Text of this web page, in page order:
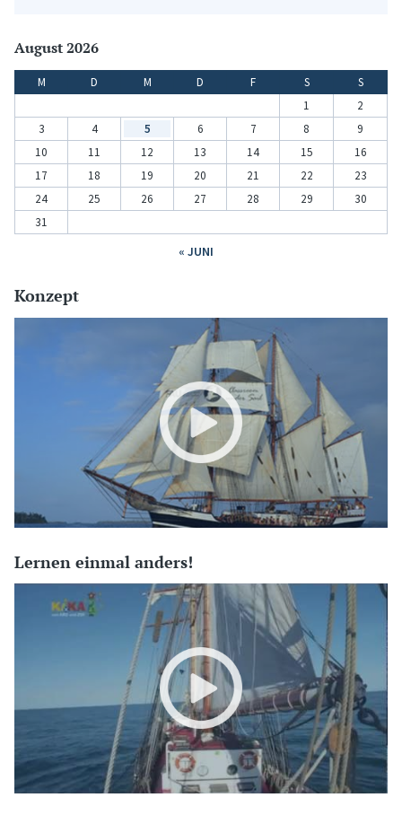
August 2026
M D M D F S
S
1
2
3
4 5 6 7 8
9
10
11 12 13 14 15
16
17
18 19 20 21 22
23
24
25 26 27 28 29
30
31
« JUNI
Konzept
Lernen einmal anders!